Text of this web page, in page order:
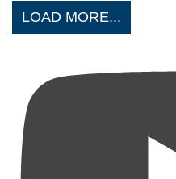
LOAD MORE...